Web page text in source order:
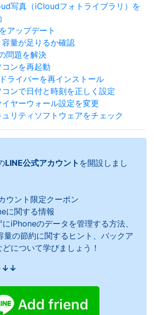
写真（iCloudフォトライブラリ）を
アップデート
容量が足りるか確認
問題を解決
ンを再起動
ライバーを再インストール
コンで日付と時刻を正しく設定
イヤーウォール設定を変更
ュリティソフトウェアをチェック
LINE公式アカウント を開設しまし
ウント限定クーポン
に関する情報
iPhoneのデータを管理する方法、
量の節約に関するヒント、バックア
について学びましょう！